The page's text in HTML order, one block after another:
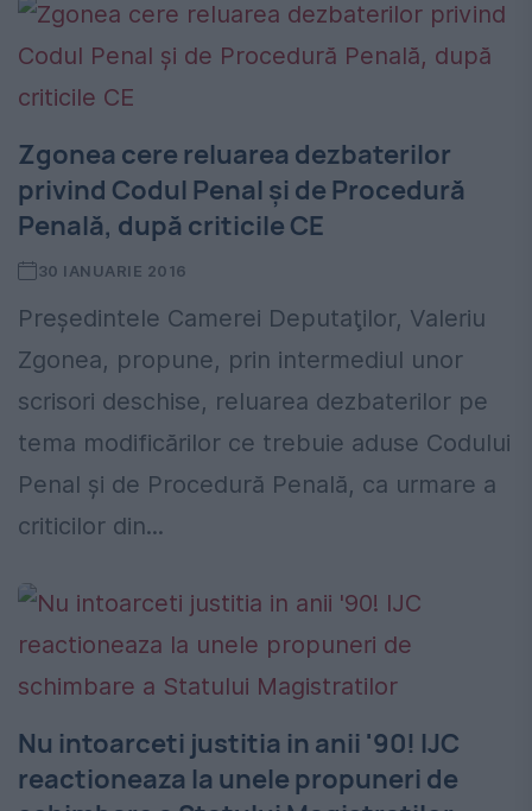
Zgonea cere reluarea dezbaterilor
privind Codul Penal şi de Procedură
Penală, după criticile CE
30 IANUARIE 2016
Preşedintele Camerei Deputaţilor, Valeriu
Zgonea, propune, prin intermediul unor
scrisori deschise, reluarea dezbaterilor pe
tema modificărilor ce trebuie aduse Codului
Penal şi de Procedură Penală, ca urmare a
criticilor din...
Nu intoarceti justitia in anii '90! IJC
reactioneaza la unele propuneri de